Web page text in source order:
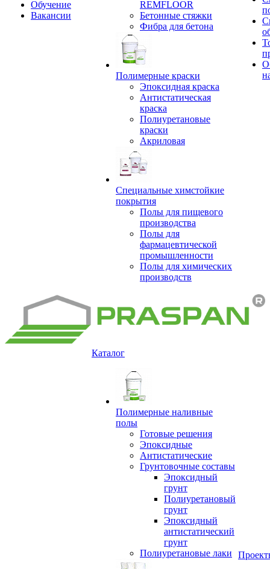
Обучение
Вакансии
REMFLOOR
Бетонные стяжки
Фибра для бетона
Полимерные краски
Эпоксидная краска
Антистатическая
краска
Полиуретановые
краски
Акриловая
Специальные химстойкие
покрытия
Полы для пищевого
производства
Полы для
фармацевтической
промышленности
Полы для химических
производств
Каталог
Полимерные наливные
полы
Готовые решения
Эпоксидные
Антистатические
Грунтовочные составы
Эпоксидный
грунт
Полиуретановый
грунт
Эпоксидный
антистатический
грунт
Полиуретановые лаки